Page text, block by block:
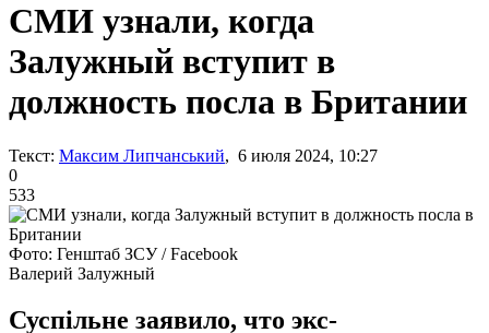
СМИ узнали, когда
Залужный вступит в
должность посла в Британии
Текст: Максим Липчанський, 6 июля 2024, 10:27
0
533
Фото: Генштаб ЗСУ / Facebook
Валерий Залужный
Суспільне заявило, что экс-